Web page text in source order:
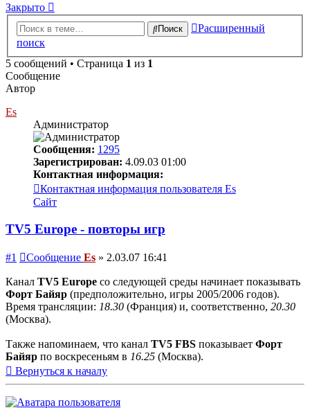
Закрыто
Поиск
Расширенный
поиск
5 сообщений • Страница 1 из 1
Сообщение
Автор
Es
Администратор
Сообщения: 1295
Зарегистрирован: 4.09.03 01:00
Контактная информация:
Контактная информация пользователя Es
Сайт
TV5 Europe - повторы игр
#1 Сообщение Es » 2.03.07 16:41
Канал TV5 Europe со следующей среды начинает показывать
Форт Байяр (предположительно, игры 2005/2006 годов).
Время трансляции: 18.30 (Франция) и, соответственно, 20.30
(Москва).
Также напоминаем, что канал TV5 FBS показывает Форт
Байяр по воскресеньям в 16.25 (Москва).
Вернуться к началу